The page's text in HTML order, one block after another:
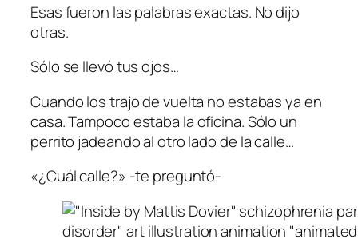
Esas fueron las palabras exactas. No dijo
otras.
Sólo se llevó tus ojos…
Cuando los trajo de vuelta no estabas ya en
casa. Tampoco estaba la oficina. Sólo un
perrito jadeando al otro lado de la calle…
«¿Cuál calle?» -te preguntó-